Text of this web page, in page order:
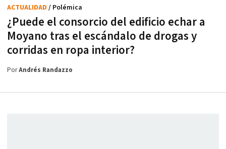
¿Puede el consorcio del edificio echar a
Moyano tras el escándalo de drogas y
corridas en ropa interior?
ACTUALIDAD / Polémica
PorAndrés Randazzo